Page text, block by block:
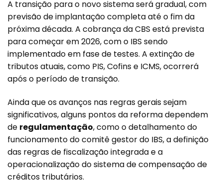
A transição para o novo sistema será gradual, com
previsão de implantação completa até o fim da
próxima década. A cobrança da CBS está prevista
para começar em 2026, com o IBS sendo
implementado em fase de testes. A extinção de
tributos atuais, como PIS, Cofins e ICMS, ocorrerá
após o período de transição.
Ainda que os avanços nas regras gerais sejam
significativos, alguns pontos da reforma dependem
de regulamentação, como o detalhamento do
funcionamento do comitê gestor do IBS, a definição
das regras de fiscalização integrada e a
operacionalização do sistema de compensação de
créditos tributários.